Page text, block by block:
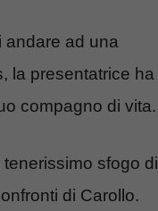
andare ad una
la presentatrice ha
compagno di vita.
sfogo di
di Carollo.